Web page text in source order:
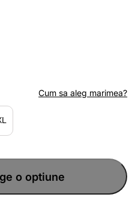
Cum sa aleg marimea?
o optiune